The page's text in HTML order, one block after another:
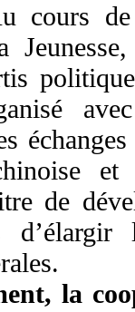
cours
et
de
la